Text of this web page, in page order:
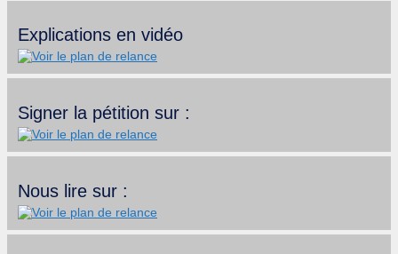
Explications en vidéo
Signer la pétition sur :
Nous lire sur :